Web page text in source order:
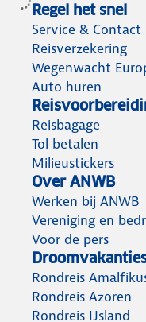
Regel het snel
Service & Contact
Reisverzekering
Wegenwacht
Auto huren
Reisbagage
Tol betalen
Milieustickers
Over ANWB
Werken bij ANWB
Vereniging en
Voor de pers
Rondreis
Rondreis Azoren
Rondreis IJsland